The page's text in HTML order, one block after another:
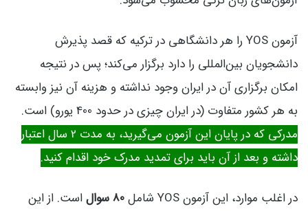
آزمون YOS را هر دانشگاهی در ترکیه که قصد پذیرش
دانشجویان بین‌المللی را دارد برگزار می‌کند؛ پس در نتیجه
امکان برگزاری آن در ایران وجود نداشته و هزینه آن نیز وابسته
به هر کشور متفاوت (در ایران چیزی در حدود 400 یورو) است.
مدرکی که در پایان این آزمون می‌گیرید، به مدت 2 سال اعتبار
داشته و بعد از آن باید برای تمدید مدرک خود اقدام کنید.
در اغلب موارد، این آزمون YOS شامل 80 سوال
است. از این